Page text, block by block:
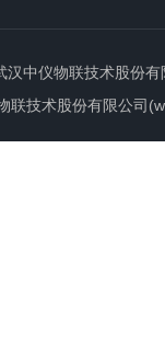
汉中仪物联技术股份
联技术股份有限公司